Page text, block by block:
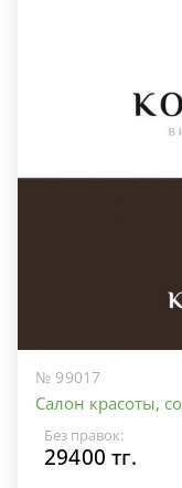
№ 99017
Салон красоты,
Без правок:
29400 тг.